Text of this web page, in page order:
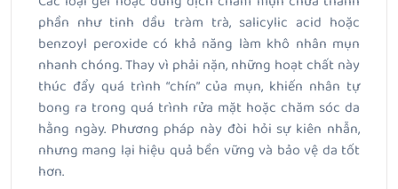
phần như tinh dầu tràm trà, salicylic acid hoặc
benzoyl peroxide có khả năng làm khô nhân mụn
nhanh chóng. Thay vì phải nặn, những hoạt chất này
thúc đẩy quá trình “chín” của mụn, khiến nhân tự
bong ra trong quá trình rửa mặt hoặc chăm sóc da
hằng ngày. Phương pháp này đòi hỏi sự kiên nhẫn,
nhưng mang lại hiệu quả bền vững và bảo vệ da tốt
hơn.